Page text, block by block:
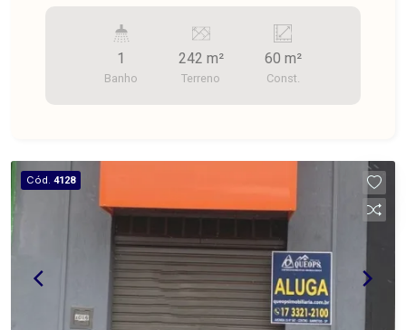
1
Banho
242 m²
Terreno
60 m²
Const.
Cód. 4128